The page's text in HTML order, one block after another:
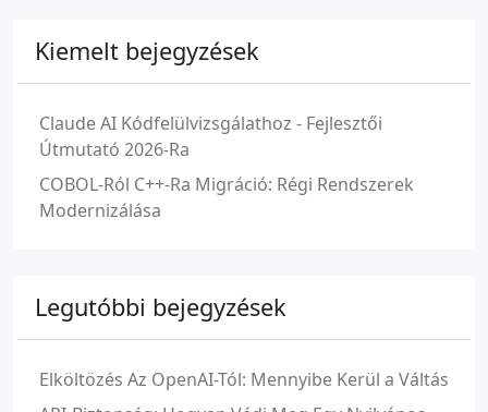
Kiemelt bejegyzések
Claude AI Kódfelülvizsgálathoz - Fejlesztői
Útmutató 2026-Ra
COBOL-Ról C++-Ra Migráció: Régi Rendszerek
Modernizálása
Legutóbbi bejegyzések
Elköltözés Az OpenAI-Tól: Mennyibe Kerül a Váltás